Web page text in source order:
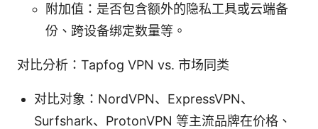
附加值：是否包含额外的隐私工具或云端备
份、跨设备绑定数量等。
对比分析：Tapfog VPN vs. 市场同类
对比对象：NordVPN、ExpressVPN、
Surfshark、ProtonVPN 等主流品牌在价格、